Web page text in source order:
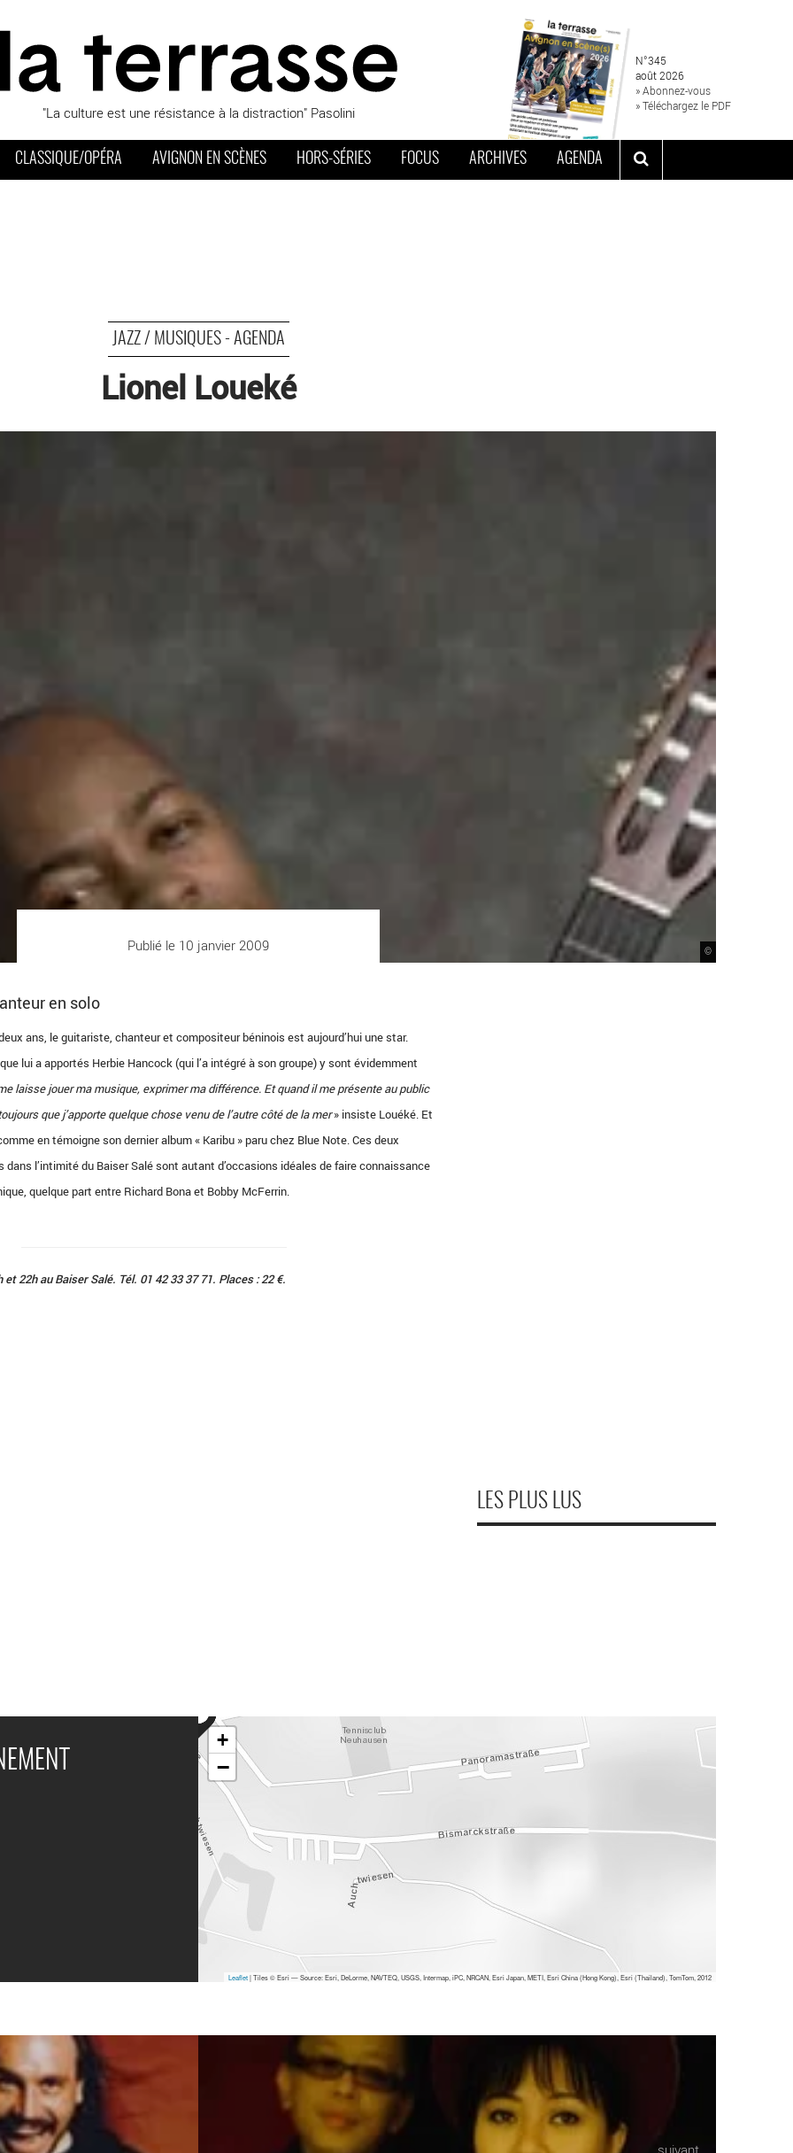
"La culture est une résistance à la distraction" Pasolini
N°345
août 2026
» Abonnez-vous
» Téléchargez le PDF
CLASSIQUE/OPÉRA AVIGNON EN SCÈNES HORS-SÉRIES FOCUS ARCHIVES AGENDA
JAZZ / MUSIQUES - AGENDA
Lionel Loueké
©
Publié le 10 janvier 2009
en solo
ans, le guitariste, chanteur et compositeur béninois est aujourd’hui une star.
lui a apportés Herbie Hancock (qui l’a intégré à son groupe) y sont évidemment
laisse jouer ma musique, exprimer ma différence. Et quand il me présente au public
que j’apporte quelque chose venu de l’autre côté de la mer» insiste Louéké. Et
en témoigne son dernier album « Karibu » paru chez Blue Note. Ces deux
l’intimité du Baiser Salé sont autant d’occasions idéales de faire connaissance
quelque part entre Richard Bona et Bobby McFerrin.
22h au Baiser Salé. Tél. 01 42 33 37 71. Places : 22 €.
LES PLUS LUS
+
−
Leaflet| Tiles © Esri — Source: Esri, DeLorme, NAVTEQ, USGS, Intermap, iPC, NRCAN, Esri Japan, METI, Esri China (Hong Kong), Esri (Thailand), TomTom, 2012
suivant